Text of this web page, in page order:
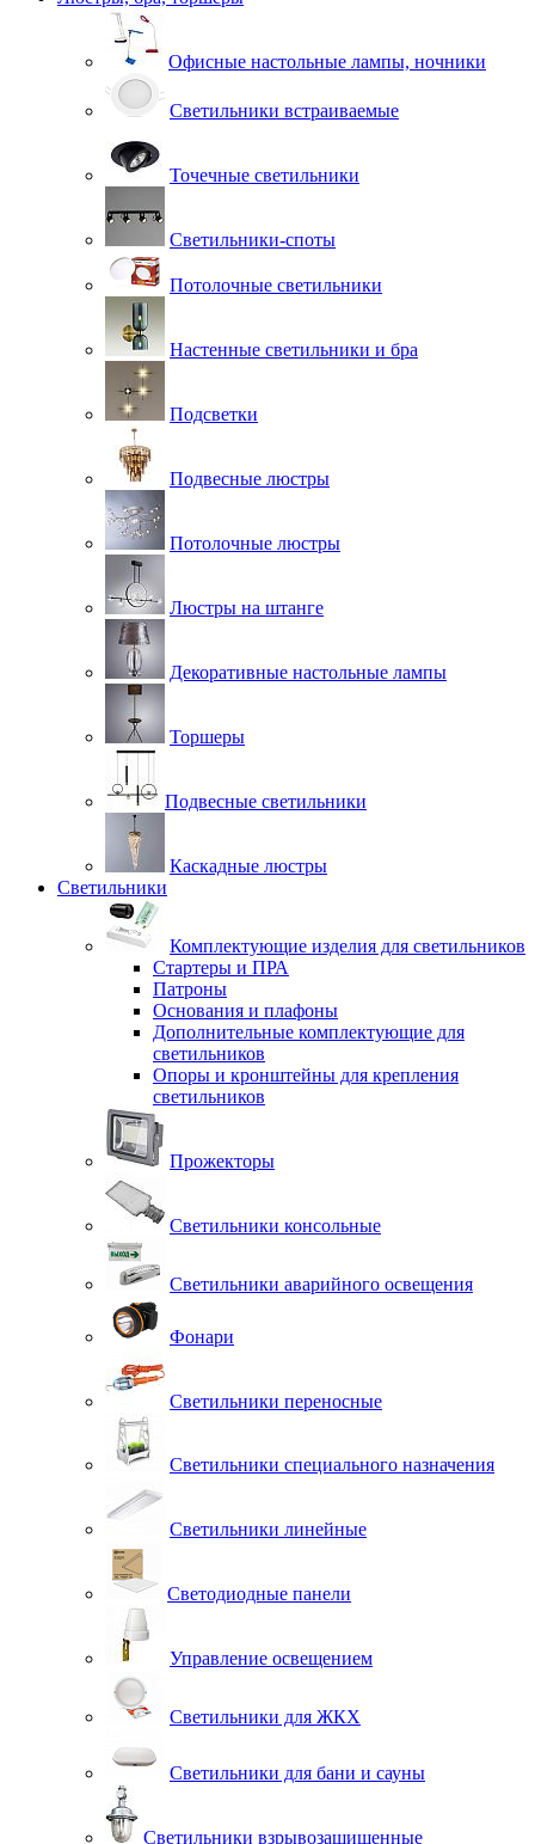
Офисные настольные лампы, ночники
Светильники встраиваемые
Точечные светильники
Светильники-споты
Потолочные светильники
Настенные светильники и бра
Подсветки
Подвесные люстры
Потолочные люстры
Люстры на штанге
Декоративные настольные лампы
Торшеры
Подвесные светильники
Каскадные люстры
Светильники
Комплектующие изделия для светильников
Стартеры и ПРА
Патроны
Основания и плафоны
Дополнительные комплектующие для
светильников
Опоры и кронштейны для крепления
светильников
Прожекторы
Светильники консольные
Светильники аварийного освещения
Фонари
Светильники переносные
Светильники специального назначения
Светильники линейные
Светодиодные панели
Управление освещением
Светильники для ЖКХ
Светильники для бани и сауны
Светильники взрывозащищенные